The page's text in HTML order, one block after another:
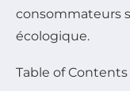
consommateurs
écologique.
Table of Contents